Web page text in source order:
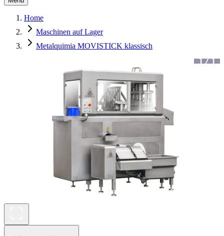
Home
Maschinen auf Lager
Metalquimia MOVISTICK klassisch
1/1